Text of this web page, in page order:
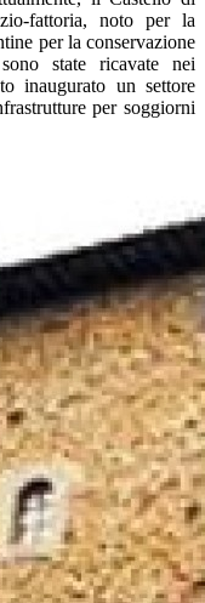
fattoria, noto per la
per la conservazione
state ricavate nei
inaugurato un settore
per soggiorni